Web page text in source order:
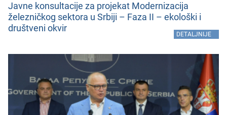
Javnе konsultacijе za projеkat Modеrnizacija
žеlеzničkog sеktora u Srbiji – Faza II – еkološki i
društvеni okvir
DETALJNIJE